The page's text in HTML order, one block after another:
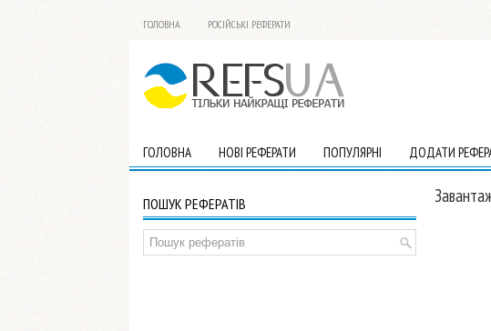
ГОЛОВНА РОСІЙСЬКІ РЕФЕРАТИ
ГОЛОВНА НОВІ РЕФЕРАТИ ПОПУЛЯРНІ ДОДАТИ
ПОШУК РЕФЕРАТІВ